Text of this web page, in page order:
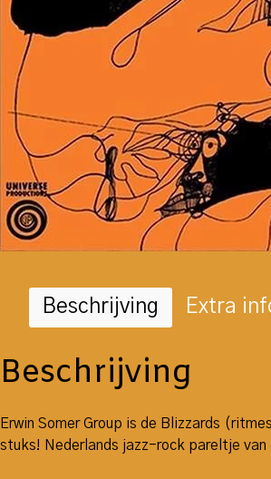
Beschrijving Extra
Beschrijving
Erwin Somer Group is de Blizzards
stuks! Nederlands jazz-rock pareltje van